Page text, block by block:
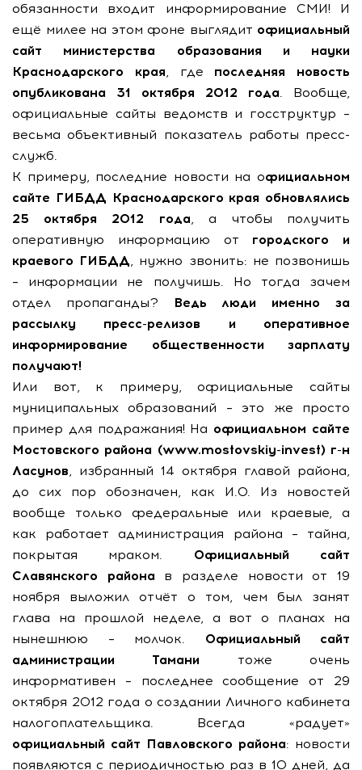
обязанности входит информирование СМИ! И
ещё милее на этом фоне выглядит официальный
сайт министерства образования и науки
Краснодарского края, где последняя новость
опубликована 31 октября 2012 года. Вообще,
официальные сайты ведомств и госструктур –
весьма объективный показатель работы пресс-
служб.
К примеру, последние новости на официальном
сайте ГИБДД Краснодарского края обновлялись
25 октября 2012 года, а чтобы получить
оперативную информацию от городского и
краевого ГИБДД, нужно звонить: не позвонишь
– информации не получишь. Но тогда зачем
отдел пропаганды?
Ведь люди именно за
рассылку пресс-релизов и оперативное
информирование общественности зарплату
получают!
Или вот, к примеру, официальные сайты
муниципальных образований – это же просто
пример для подражания! На официальном сайте
Мостовского района (www.mostovskiy-invest) г-н
Ласунов, избранный 14 октября главой района,
до сих пор обозначен, как И.О. Из новостей
вообще только федеральные или краевые, а
как работает администрация района – тайна,
покрытая мраком. Официальный сайт
Славянского района в разделе новости от 19
ноября выложил отчёт о том, чем был занят
глава на прошлой неделе, а вот о планах на
нынешнюю – молчок. Официальный сайт
администрации Тамани тоже очень
информативен – последнее сообщение от 29
октября 2012 года о создании Личного кабинета
налогоплательщика. Всегда «радует»
официальный сайт Павловского района: новости
появляются с периодичностью раз в 10 дней, да